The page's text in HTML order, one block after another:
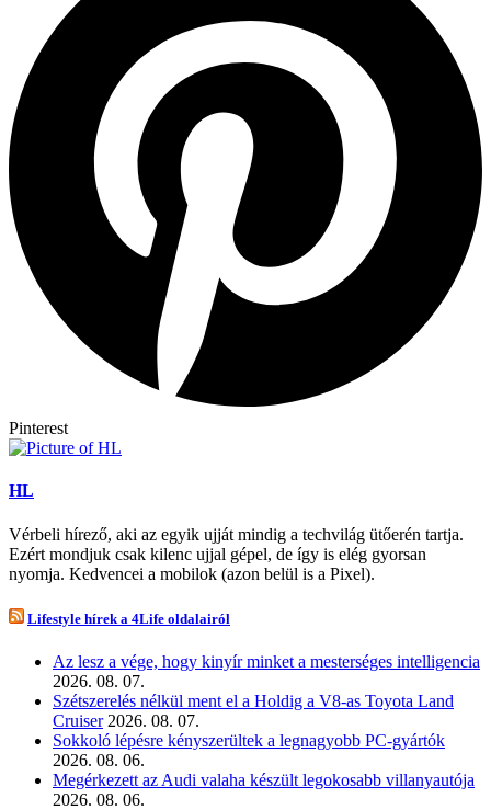
Pinterest
HL
Vérbeli hírező, aki az egyik ujját mindig a techvilág ütőerén tartja.
Ezért mondjuk csak kilenc ujjal gépel, de így is elég gyorsan
nyomja. Kedvencei a mobilok (azon belül is a Pixel).
Lifestyle hírek a 4Life oldalairól
Az lesz a vége, hogy kinyír minket a mesterséges intelligencia
2026. 08. 07.
Szétszerelés nélkül ment el a Holdig a V8-as Toyota Land
Cruiser 2026. 08. 07.
Sokkoló lépésre kényszerültek a legnagyobb PC-gyártók
2026. 08. 06.
Megérkezett az Audi valaha készült legokosabb villanyautója
2026. 08. 06.